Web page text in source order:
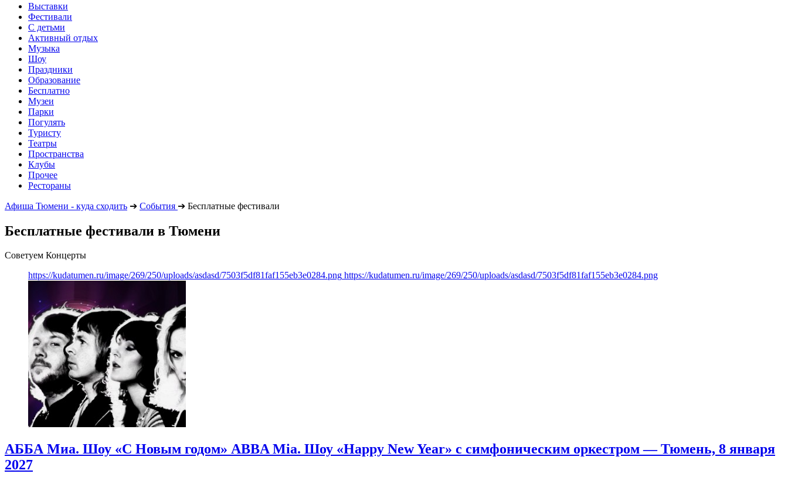
Выставки
Фестивали
С детьми
Активный отдых
Музыка
Шоу
Праздники
Образование
Бесплатно
Музеи
Парки
Погулять
Туристу
Театры
Пространства
Клубы
Прочее
Рестораны
Афиша Тюмени - куда сходить ➔ События ➔ Бесплатные фестивали
Бесплатные фестивали в Тюмени
Советуем Концерты
https://kudatumen.ru/image/269/250/uploads/asdasd/7503f5df81faf155eb3e0284.png https://kudatumen.ru/image/269/250/uploads/asdasd/7503f5df81faf155eb3e0284.png
АББА Миа. Шоу «С Новым годом» ABBA Mia. Шоу «Happy New Year» с симфоническим оркестром — Тюмень, 8 января
2027